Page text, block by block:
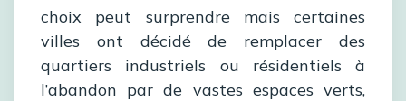
choix peut surprendre mais certaines
villes ont décidé de remplacer des
quartiers industriels ou résidentiels à
l’abandon par de vastes espaces verts,